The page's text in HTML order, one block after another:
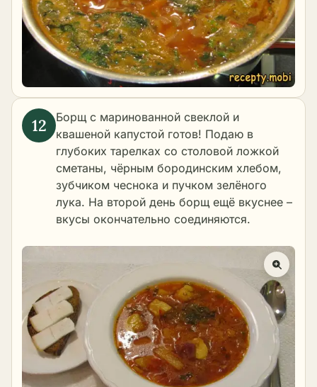
Борщ с маринованной свеклой и
квашеной капустой готов! Подаю в
глубоких тарелках со столовой ложкой
сметаны, чёрным бородинским хлебом,
зубчиком чеснока и пучком зелёного
лука. На второй день борщ ещё вкуснее –
вкусы окончательно соединяются.